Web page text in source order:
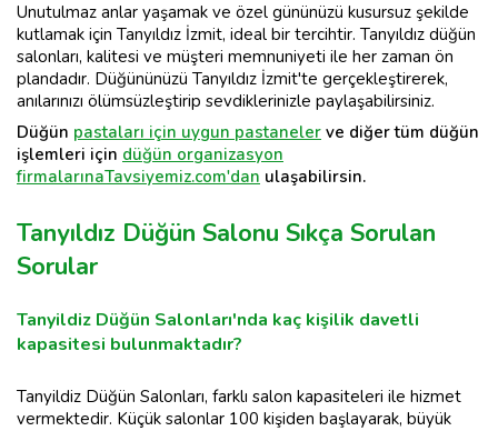
Unutulmaz anlar yaşamak ve özel gününüzü kusursuz şekilde
kutlamak için Tanyıldız İzmit, ideal bir tercihtir. Tanyıldız düğün
salonları, kalitesi ve müşteri memnuniyeti ile her zaman ön
plandadır. Düğününüzü Tanyıldız İzmit'te gerçekleştirerek,
anılarınızı ölümsüzleştirip sevdiklerinizle paylaşabilirsiniz.
Düğün pastaları için uygun pastaneler ve diğer tüm düğün
işlemleri için düğün organizasyon
firmalarınaTavsiyemiz.com'dan ulaşabilirsin.
Tanyıldız Düğün Salonu Sıkça Sorulan
Sorular
Tanyildiz Düğün Salonları'nda kaç kişilik davetli
kapasitesi bulunmaktadır?
Tanyildiz Düğün Salonları, farklı salon kapasiteleri ile hizmet
vermektedir. Küçük salonlar 100 kişiden başlayarak, büyük